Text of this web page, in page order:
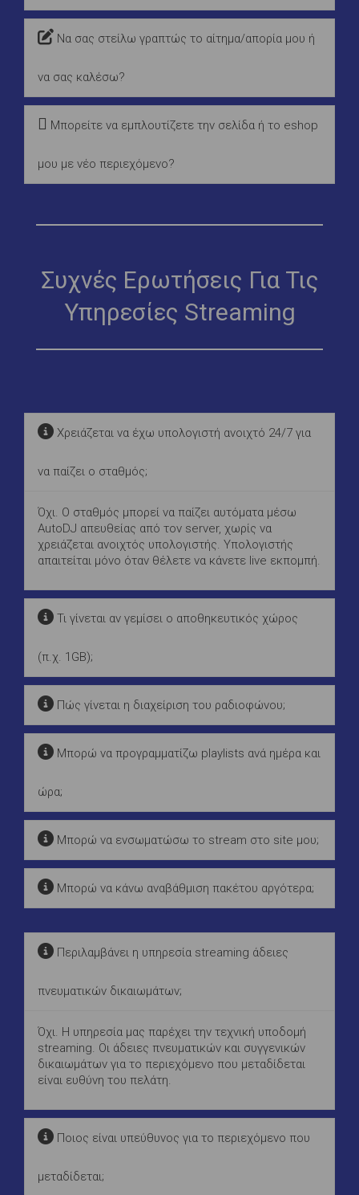
Να σας στείλω γραπτώς το αίτημα/απορία μου ή
να σας καλέσω?
Μπορείτε να εμπλουτίζετε την σελίδα ή το eshop
μου με νέο περιεχόμενο?
Συχνές Ερωτήσεις Για Τις
Υπηρεσίες Streaming
Χρειάζεται να έχω υπολογιστή ανοιχτό 24/7 για
να παίζει ο σταθμός;
Όχι. Ο σταθμός μπορεί να παίζει αυτόματα μέσω
AutoDJ απευθείας από τον server, χωρίς να
χρειάζεται ανοιχτός υπολογιστής. Υπολογιστής
απαιτείται μόνο όταν θέλετε να κάνετε live εκπομπή.
Τι γίνεται αν γεμίσει ο αποθηκευτικός χώρος
(π.χ. 1GB);
Πώς γίνεται η διαχείριση του ραδιοφώνου;
Μπορώ να προγραμματίζω playlists ανά ημέρα και
ώρα;
Μπορώ να ενσωματώσω το stream στο site μου;
Μπορώ να κάνω αναβάθμιση πακέτου αργότερα;
Περιλαμβάνει η υπηρεσία streaming άδειες
πνευματικών δικαιωμάτων;
Όχι. Η υπηρεσία μας παρέχει την τεχνική υποδομή
streaming. Οι άδειες πνευματικών και συγγενικών
δικαιωμάτων για το περιεχόμενο που μεταδίδεται
είναι ευθύνη του πελάτη.
Ποιος είναι υπεύθυνος για το περιεχόμενο που
μεταδίδεται;